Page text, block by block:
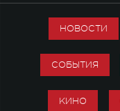
НОВОСТИ
СОБЫТИЯ
КИНО